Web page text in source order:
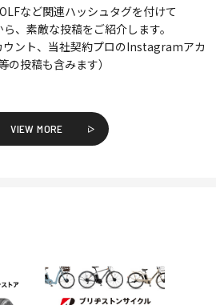
など関連ハッシュタグを付けて
、素敵な投稿をご紹介します。
ウント、当社契約プロのInstagramアカ
の投稿も含みます）
VIEW MORE